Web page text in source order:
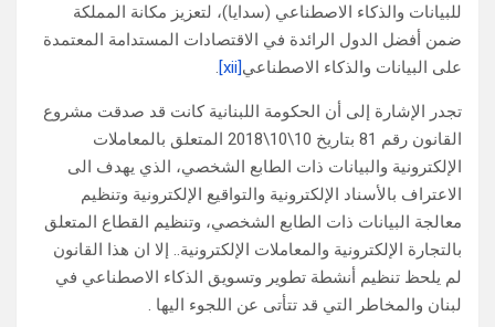
للبيانات والذكاء الاصطناعي (سدايا)، لتعزيز مكانة المملكة
ضمن أفضل الدول الرائدة في الاقتصادات المستدامة المعتمدة
على البيانات والذكاء الاصطناعي[xii]
.
تجدر الإشارة إلى أن الحكومة اللبنانية كانت قد صدقت مشروع
القانون رقم 81 بتاريخ 10\10\2018 المتعلق بالمعاملات
الإلكترونية والبيانات ذات الطابع الشخصي، الذي يهدف الى
الاعتراف بالأسناد الإلكترونية والتواقيع الإلكترونية وتنظيم
معالجة البيانات ذات الطابع الشخصي، وتنظيم القطاع المتعلق
بالتجارة الإلكترونية والمعاملات الإلكترونية.. إلا ان هذا القانون
لم يلحظ تنظيم أنشطة تطوير وتسويق الذكاء الاصطناعي في
لبنان والمخاطر التي قد تتأتى عن اللجوء اليها .